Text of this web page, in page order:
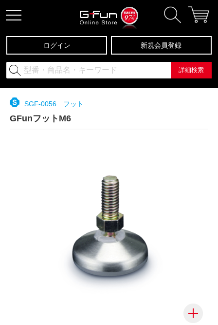
ログイン 新規会員登録
詳細検索
SGF-0056 フット
GFunフットM6